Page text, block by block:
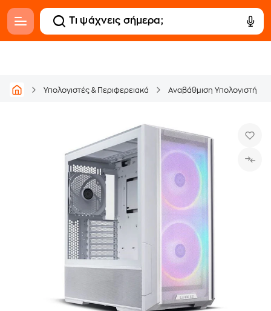
Υπολογιστές & Περιφερειακά Αναβάθμιση Υπολογιστή